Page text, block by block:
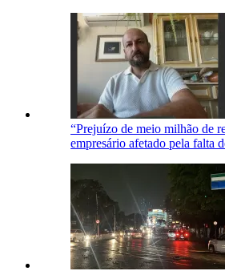
“Prejuízo de meio milhão de
empresário afetado pela falta